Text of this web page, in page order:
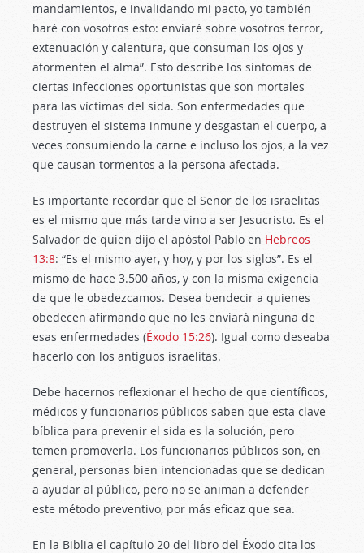
mandamientos, e invalidando mi pacto, yo también
haré con vosotros esto: enviaré sobre vosotros terror,
extenuación y calentura, que consuman los ojos y
atormenten el alma”. Esto describe los síntomas de
ciertas infecciones oportunistas que son mortales
para las víctimas del sida. Son enfermedades que
destruyen el sistema inmune y desgastan el cuerpo, a
veces consumiendo la carne e incluso los ojos, a la vez
que causan tormentos a la persona afectada.
Es importante recordar que el Señor de los israelitas
es el mismo que más tarde vino a ser Jesucristo. Es el
Salvador de quien dijo el apóstol Pablo en Hebreos
13:8: “Es el mismo ayer, y hoy, y por los siglos”. Es el
mismo de hace 3.500 años, y con la misma exigencia
de que le obedezcamos. Desea bendecir a quienes
obedecen afirmando que no les enviará ninguna de
esas enfermedades (Éxodo 15:26). Igual como deseaba
hacerlo con los antiguos israelitas.
Debe hacernos reflexionar el hecho de que científicos,
médicos y funcionarios públicos saben que esta clave
bíblica para prevenir el sida es la solución, pero
temen promoverla. Los funcionarios públicos son, en
general, personas bien intencionadas que se dedican
a ayudar al público, pero no se animan a defender
este método preventivo, por más eficaz que sea.
En la Biblia el capítulo 20 del libro del Éxodo cita los